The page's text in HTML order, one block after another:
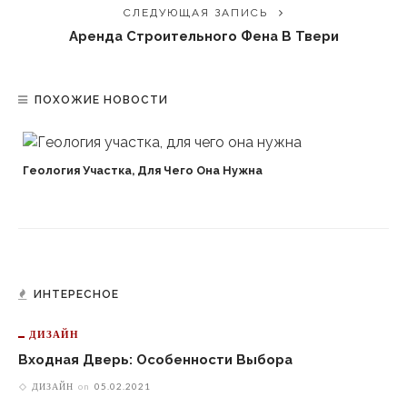
СЛЕДУЮЩАЯ ЗАПИСЬ
Аренда Строительного Фена В Твери
ПОХОЖИЕ НОВОСТИ
Геология Участка, Для Чего Она Нужна
ИНТЕРЕСНОЕ
ДИЗАЙН
Входная Дверь: Особенности Выбора
ДИЗАЙН on 05.02.2021